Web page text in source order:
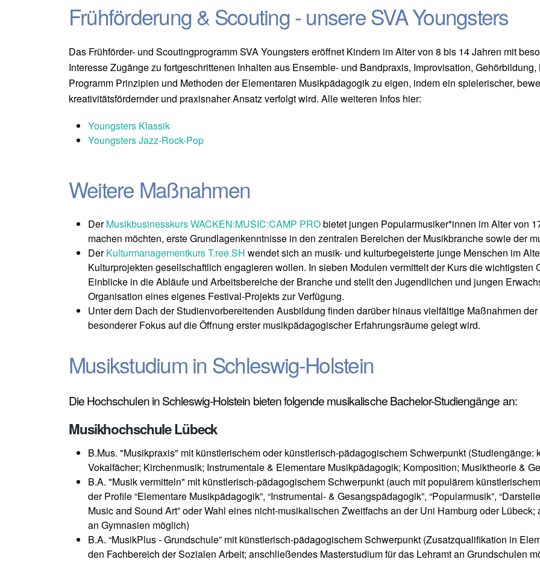
Frühförderung & Scouting - unsere SVA Youngsters
Das Frühförder- und Scoutingprogramm SVA Youngsters eröffnet Kindern im Alter von 8 bis 14 Jahren mit
Interesse Zugänge zu fortgeschrittenen Inhalten aus Ensemble- und Bandpraxis, Improvisation,
Programm Prinzipien und Methoden der Elementaren Musikpädagogik zu eigen, indem ein spielerischer,
kreativitätsfördernder und praxisnaher Ansatz verfolgt wird. Alle weiteren Infos hier:
Youngsters Klassik
Youngsters Jazz-Rock-Pop
Weitere Maßnahmen
DerMusikbusinesskursWACKEN:MUSIC:CAMP PRObietet jungen Popularmusiker*innen im Alter von
machen möchten, erste Grundlagenkenntnisse in den zentralen Bereichen der Musikbranche sowie der
DerKulturmanagementkurs T.ree.SH wendet sich an musik- und kulturbegeisterte junge Menschen im
Kulturprojekten gesellschaftlich engagieren wollen. In sieben Modulen vermittelt der Kurs die wichtigsten
Einblicke in die Abläufe und Arbeitsbereiche der Branche und stellt den Jugendlichen und jungen
Organisation eines eigenes Festival-Projekts zur Verfügung.
Unter dem Dach der Studienvorbereitenden Ausbildung finden darüber hinaus vielfältige Maßnahmen der
besonderer Fokus auf die Öffnung erster musikpädagogischer Erfahrungsräume gelegt wird.
Musikstudium in Schleswig-Holstein
Die Hochschulen in Schleswig-Holstein bieten folgende musikalische Bachelor-Studiengänge an:
Musikhochschule Lübeck
B.Mus. "Musikpraxis" mit künstlerischem oder künstlerisch-pädagogischem Schwerpunkt
Vokalfächer; Kirchenmusik; Instrumentale & Elementare Musikpädagogik; Komposition; Musiktheorie &
B.A. "Musik vermitteln" mit künstlerisch-pädagogischem Schwerpunkt (auch mit populärem
der Profile “Elementare Musikpädagogik”, “Instrumental- & Gesangspädagogik”, “Popularmusik”,
Music and Sound Art” oder Wahl eines nicht-musikalischen Zweitfachs an der Uni Hamburg oder
an Gymnasien möglich)
B.A. “MusikPlus - Grundschule” mit künstlerisch-pädagogischem Schwerpunkt (Zusatzqualifikation in
den Fachbereich der Sozialen Arbeit; anschließendes Masterstudium für das Lehramt an Grundschulen